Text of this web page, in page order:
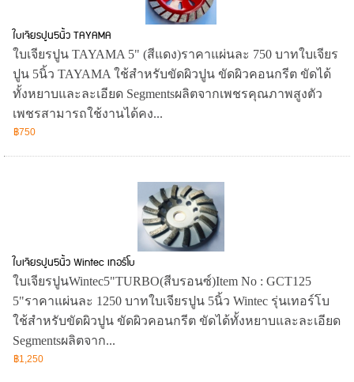
ใบเจียรปูน5นิ้ว TAYAMA
ใบเจียรปูน TAYAMA 5" (สีแดง)ราคาแผ่นละ 750 บาทใบเจียร
ปูน 5นิ้ว TAYAMA ใช้สำหรับขัดผิวปูน ขัดผิวคอนกรีต ขัดได้
ทั้งหยาบและละเอียด Segmentsผลิตจากเพชรคุณภาพสูงตัว
เพชรสามารถใช้งานได้คง...
฿750
ใบเจียรปูน5นิ้ว Wintec เทอร์โบ
ใบเจียรปูนWintec5"TURBO(สีบรอนซ์)Item No : GCT125
5"ราคาแผ่นละ 1250 บาทใบเจียรปูน 5นิ้ว Wintec รุ่นเทอร์โบ
ใช้สำหรับขัดผิวปูน ขัดผิวคอนกรีต ขัดได้ทั้งหยาบและละเอียด
Segmentsผลิตจาก...
฿1,250